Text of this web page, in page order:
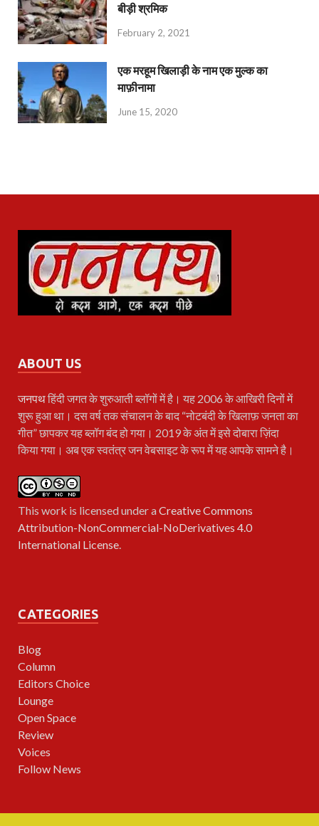
बीड़ी श्रमिक
February 2, 2021
एक मरहूम खिलाड़ी के नाम एक मुल्क का
माफ़ीनामा
June 15, 2020
ABOUT US
जनपथहिंदी जगत के शुरुआती ब्लॉगों में है। यह 2006 के आखिरी दिनों में
शुरू हुआ था। दस वर्ष तक संचालन के बाद “नोटबंदी के खिलाफ़ जनता का
गीत” छापकर यह ब्लॉग बंद हो गया। 2019 के अंत में इसे दोबारा ज़िंदा
किया गया। अब एक स्वतंत्र जन वेबसाइट के रूप में यह आपके सामने है।
This work is licensed under aCreative Commons
Attribution-NonCommercial-NoDerivatives 4.0
International License.
CATEGORIES
Blog
Column
Editors Choice
Lounge
Open Space
Review
Voices
Follow News